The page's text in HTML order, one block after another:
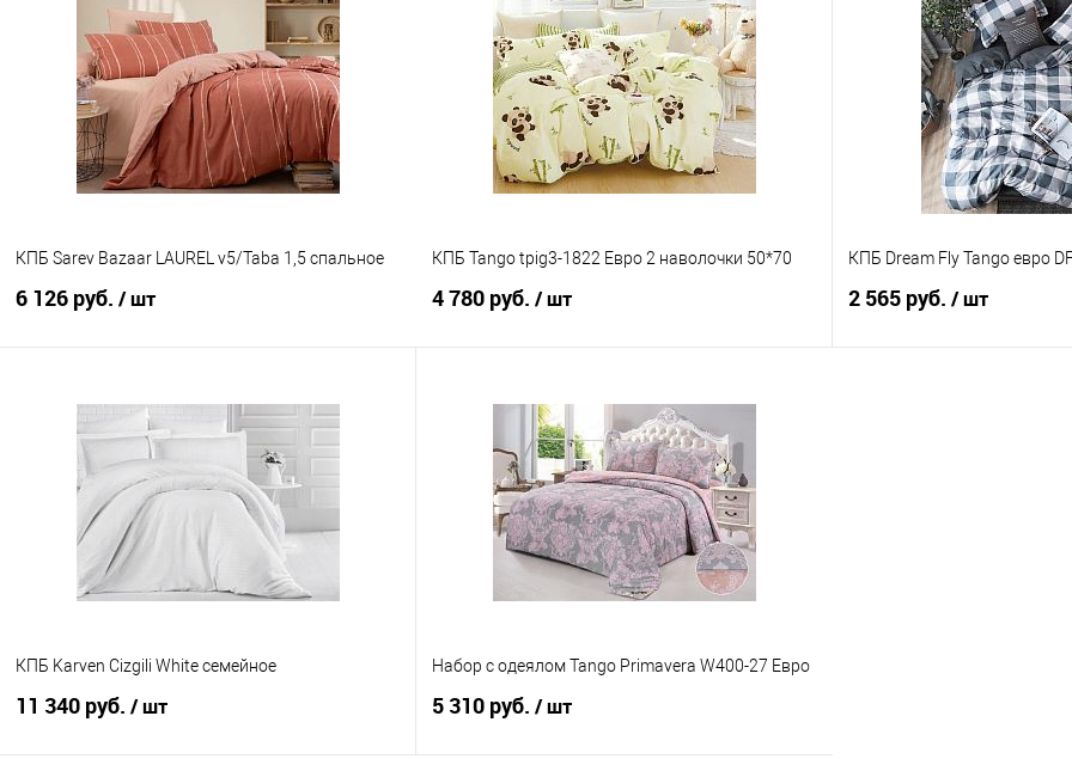
Купить в 1 клик
Сравнение
В избранное
В наличии
Купить в 1 клик
Сравнение
В избранное
В наличии
Купить в 1 клик
В избранное
КПБ Sarev Bazaar LAUREL v5/Taba 1,5 спальное
6 126 руб. / шт
Купить в 1 клик
Сравнение
В избранное
В наличии
КПБ Tango tpig3-1822 Евро 2 наволочки 50*70
4 780 руб. / шт
Купить в 1 клик
Сравнение
В избранное
В наличии
КПБ Dream Fly Tango евро
2 565 руб. / шт
КПБ Karven Cizgili White семейное
11 340 руб. / шт
Набор с одеялом Tango Primavera W400-27 Евро
5 310 руб. / шт